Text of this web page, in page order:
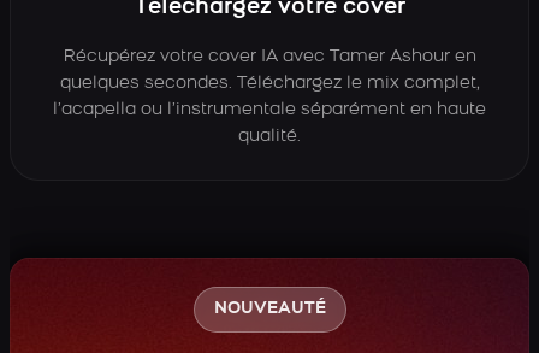
Téléchargez votre cover
Récupérez votre cover IA avec Tamer Ashour en
quelques secondes. Téléchargez le mix complet,
l’acapella ou l’instrumentale séparément en haute
qualité.
NOUVEAUTÉ